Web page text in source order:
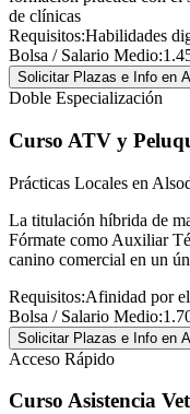
de clínicas
Requisitos:Habilidades
Bolsa / Salario Medio:
Solicitar Plazas e Info en
Doble Especialización
Curso ATV y
Prácticas Locales en
La titulación híbrida de
Fórmate como Auxiliar
canino comercial en un
Requisitos:Afinidad por
Bolsa / Salario Medio:
Solicitar Plazas e Info en
Acceso Rápido
Curso Asistencia